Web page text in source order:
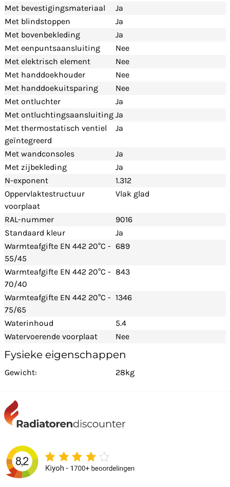
Met bevestigingsmateriaal
Ja
Met blindstoppen
Ja
Met bovenbekleding
Ja
Met eenpuntsaansluiting
Nee
Met elektrisch element
Nee
Met handdoekhouder
Nee
Met handdoekuitsparing
Nee
Met ontluchter
Ja
Met ontluchtingsaansluiting Ja
Met thermostatisch ventiel
geïntegreerd
Ja
Met wandconsoles
Ja
Met zijbekleding
Ja
N-exponent
1.312
Oppervlaktestructuur
voorplaat
Vlak glad
RAL-nummer
9016
Standaard kleur
Ja
Warmteafgifte EN 442 20°C -
55/45
689
Warmteafgifte EN 442 20°C -
70/40
843
Warmteafgifte EN 442 20°C -
75/65
1346
Waterinhoud
5.4
Watervoerende voorplaat
Nee
Fysieke eigenschappen
Gewicht: 28kg